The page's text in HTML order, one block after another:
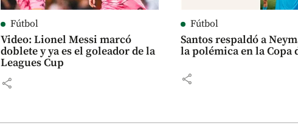
Fútbol
Video: Lionel Messi marcó
doblete y ya es el goleador de la
Leagues Cup
share
Fútbol
Santos respaldó a
la polémica en la Copa
share